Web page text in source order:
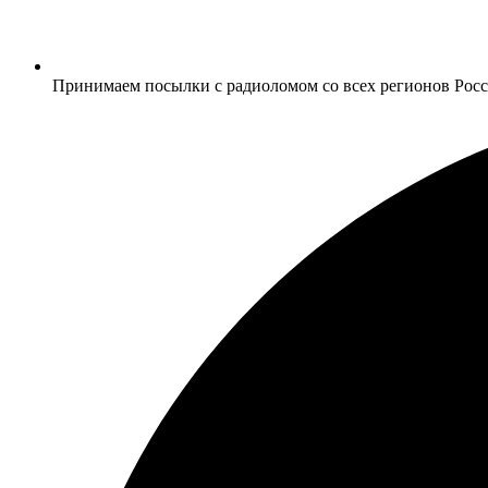
Принимаем посылки с радиоломом со всех регионов